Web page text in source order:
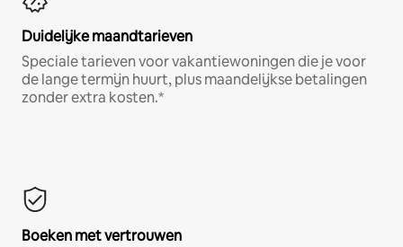
Duidelijke maandtarieven
Speciale tarieven voor vakantiewoningen die je voor
de lange termijn huurt, plus maandelijkse betalingen
zonder extra kosten.*
Boeken met vertrouwen